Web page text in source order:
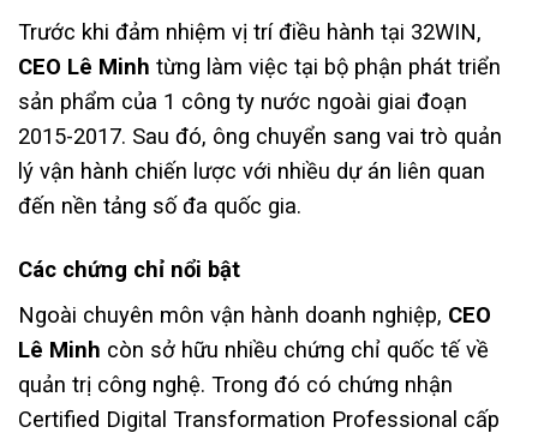
Trước khi đảm nhiệm vị trí điều hành tại 32WIN,
CEO Lê Minh từng làm việc tại bộ phận phát triển
sản phẩm của 1 công ty nước ngoài giai đoạn
2015-2017. Sau đó, ông chuyển sang vai trò quản
lý vận hành chiến lược với nhiều dự án liên quan
đến nền tảng số đa quốc gia.
Các chứng chỉ nổi bật
Ngoài chuyên môn vận hành doanh nghiệp, CEO
Lê Minh còn sở hữu nhiều chứng chỉ quốc tế về
quản trị công nghệ. Trong đó có chứng nhận
Certified Digital Transformation Professional cấp